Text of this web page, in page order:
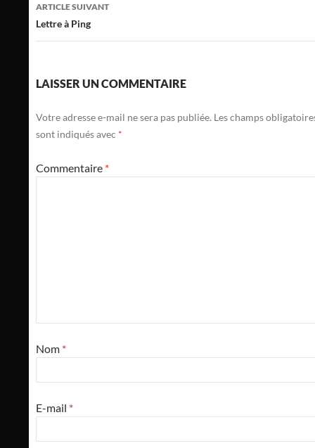
ARTICLE SUIVANT
Lettre à Ping
LAISSER UN COMMENTAIRE
Votre adresse e-mail ne sera pas publiée. Les champs
sont indiqués avec *
Commentaire *
Nom *
E-mail *